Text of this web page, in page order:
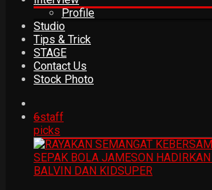
Profile
Studio
Tips & Trick
STAGE
Contact Us
Stock Photo
6staff
picks